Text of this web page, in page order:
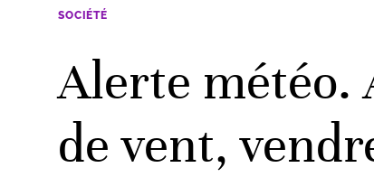
SOCIÉTÉ
Alerte météo.
de vent,